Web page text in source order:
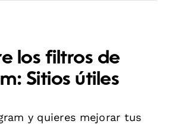
los filtros de
Sitios útiles
y quieres mejorar tus